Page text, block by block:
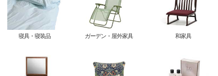
寝具・寝装品 ガーデン・屋外家具 和家具